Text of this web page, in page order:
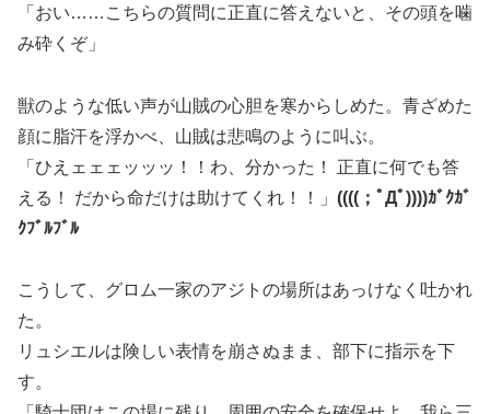
「おい……こちらの質問に正直に答えないと、その頭を噛
み砕くぞ」
獣のような低い声が山賊の心胆を寒からしめた。青ざめた
顔に脂汗を浮かべ、山賊は悲鳴のように叫ぶ。
「ひえェェェッッッ！！わ、分かった！ 正直に何でも答
える！ だから命だけは助けてくれ！！」 ((((；ﾟДﾟ))))ｶﾞｸｶﾞ
ｸﾌﾞﾙﾌﾞﾙ
こうして、グロム一家のアジトの場所はあっけなく吐かれ
た。
リュシエルは険しい表情を崩さぬまま、部下に指示を下
す。